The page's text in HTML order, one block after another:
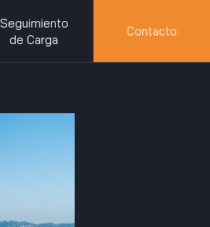
Seguimiento
de Carga
Contacto